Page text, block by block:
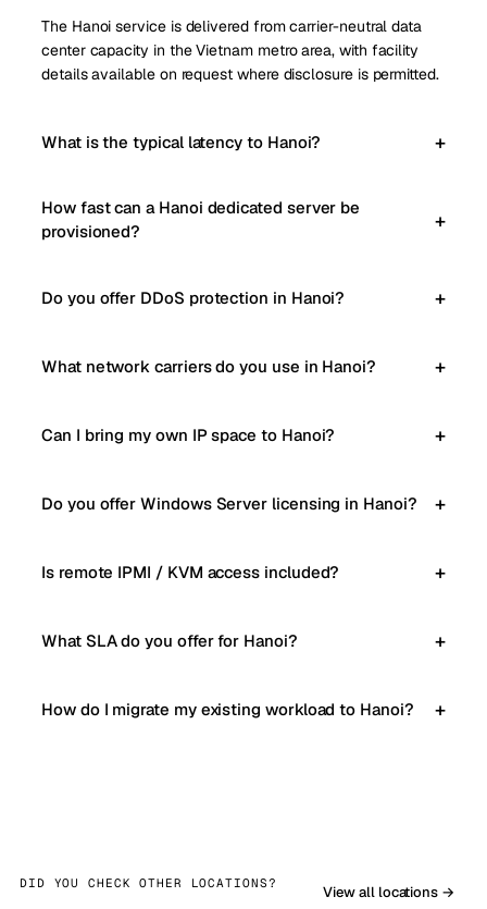
The Hanoi service is delivered from carrier-neutral data
center capacity in the Vietnam metro area, with facility
details available on request where disclosure is permitted.
What is the typical latency to Hanoi?
How fast can a Hanoi dedicated server be
provisioned?
Do you offer DDoS protection in Hanoi?
What network carriers do you use in Hanoi?
Can I bring my own IP space to Hanoi?
Do you offer Windows Server licensing in Hanoi?
Is remote IPMI / KVM access included?
What SLA do you offer for Hanoi?
How do I migrate my existing workload to Hanoi?
DID YOU CHECK OTHER LOCATIONS? View all locations →